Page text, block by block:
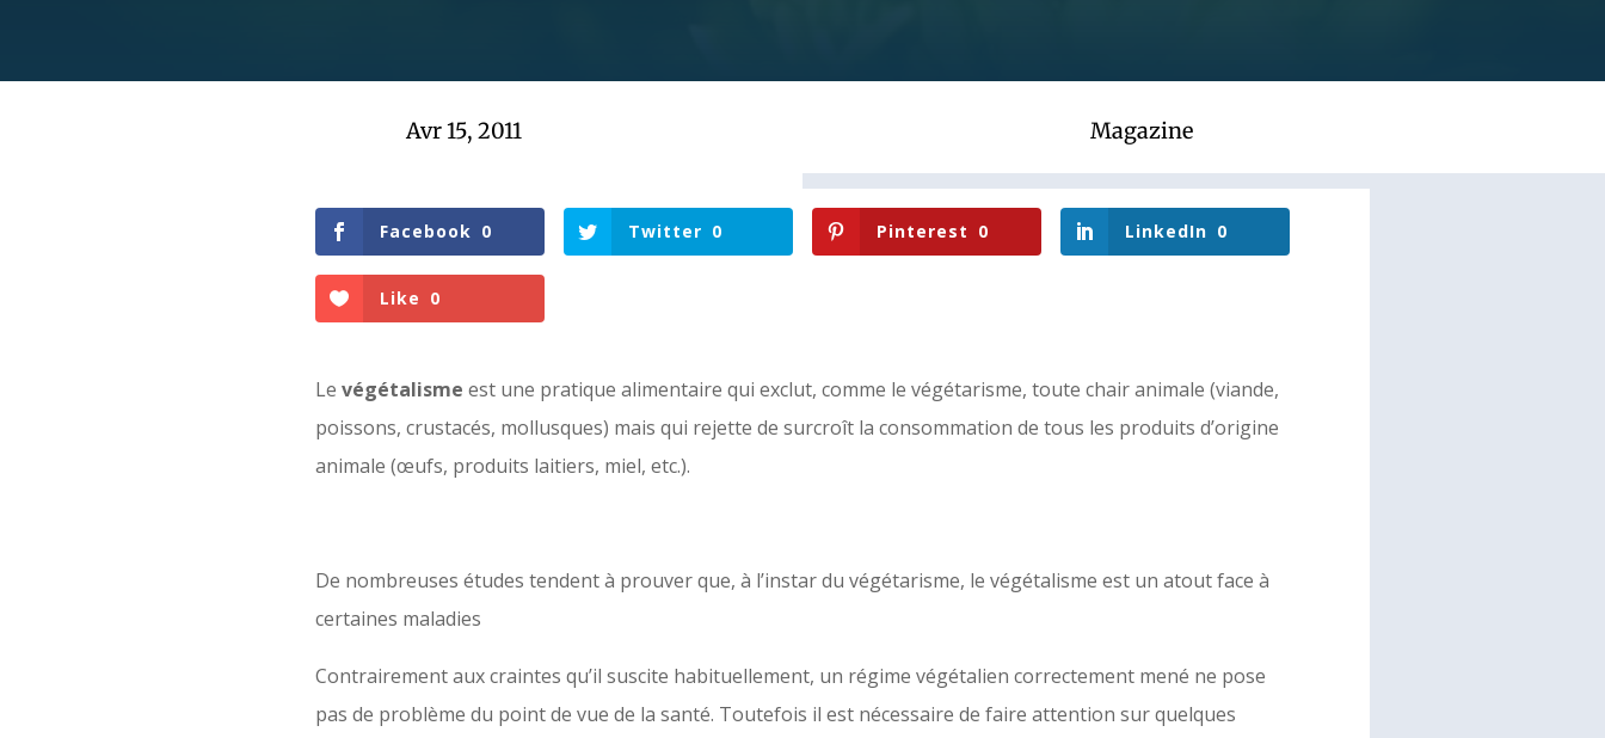
Avr 15, 2011 Magazine
Facebook 0 Twitter 0 Pinterest 0 LinkedIn 0
Like 0
Levégétalisme est une pratique alimentaire qui exclut, comme le végétarisme, toute chair animale (viande,
poissons, crustacés, mollusques) mais qui rejette de surcroît la consommation de tous les produits d’origine
animale (œufs, produits laitiers, miel, etc.).
De nombreuses études tendent à prouver que, à l’instar du végétarisme, le végétalisme est un atout face à
certaines maladies
Contrairement aux craintes qu’il suscite habituellement, un régime végétalien correctement mené ne pose
pas de problème du point de vue de la santé. Toutefois il est nécessaire de faire attention sur quelques